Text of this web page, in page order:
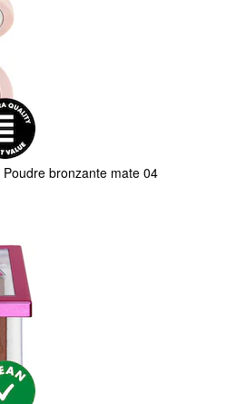
Poudre bronzante mate 04